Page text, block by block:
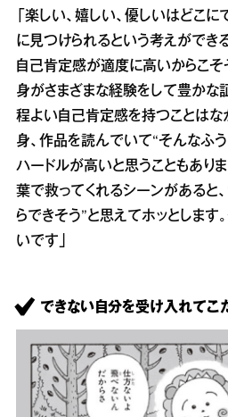
「楽しい、嬉しい、優しいはどこ
に見つけられるという考えができ
自己肯定感が適度に高いからこそ
身がさまざまな経験をして豊かな
程よい自己肯定感を持つことはな
身、作品を読んでいて“そんなふ
ハードルが高いと思うこともあり
葉で救ってくれるシーンがあると
らできそう”と思えてホッとします
いです」
できない自分を受け入れてこ